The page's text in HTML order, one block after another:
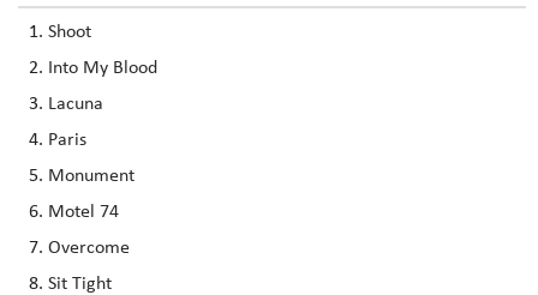
Shoot
Into My Blood
Lacuna
Paris
Monument
Motel 74
Overcome
Sit Tight